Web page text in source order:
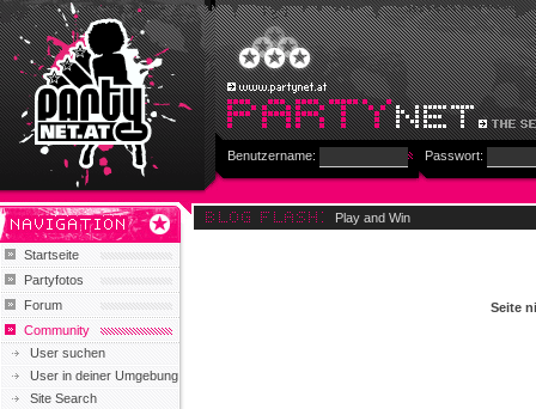
Benutzername: Passwort:
Startseite
Partyfotos
Forum
Community
User suchen
User in deiner Umgebung
Site Search
Play and Win
Seite